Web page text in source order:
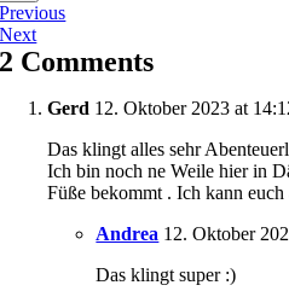
Previous
Next
2 Comments
Gerd 12. Oktober 2023 at
Das klingt alles sehr
Ich bin noch ne Weile hier in
Füße bekommt . Ich kann euch
Andrea 12. Oktober
Das klingt super :)